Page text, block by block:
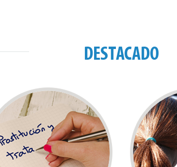
DESTACADO